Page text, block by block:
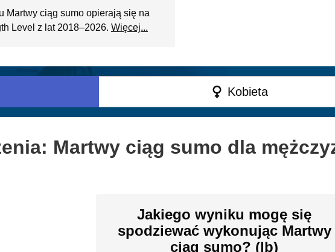
Martwy ciąg sumo opierają się na
Level z lat 2018–2026. Więcej...
Kobieta
Martwy ciąg sumo dla
Jakiego wyniku mogę się
spodziewać wykonując Martwy
ciąg sumo? (lb)